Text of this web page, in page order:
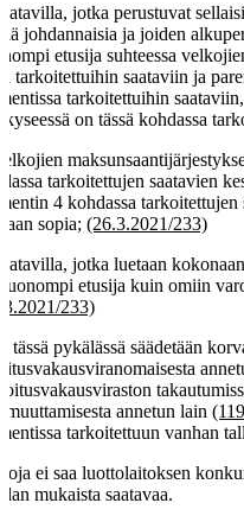
jotka perustuvat
johdannaisia ja joiden
etusija suhteessa
tarkoitettuihin saataviin ja
tarkoitettuihin
kyseessä on tässä kohdassa
tarkoitettujen saatavien
4 kohdassa tarkoitettujen
sopia; (26.3.2021/233)
jotka luetaan
etusija kuin omiin
233)
tässä pykälässä säädetään
muuttamisesta annetun lain
tarkoitettuun vanhan
ei saa luottolaitoksen
mukaista saatavaa.